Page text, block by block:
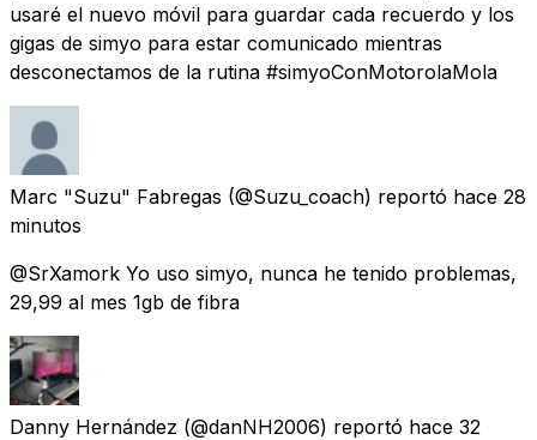
usaré el nuevo móvil para guardar cada recuerdo y los
gigas de simyo para estar comunicado mientras
desconectamos de la rutina #simyoConMotorolaMola
Marc "Suzu" Fabregas (@Suzu_coach) reportó hace 28
minutos
@SrXamork Yo uso simyo, nunca he tenido problemas,
29,99 al mes 1gb de fibra
Danny Hernández (@danNH2006) reportó hace 32